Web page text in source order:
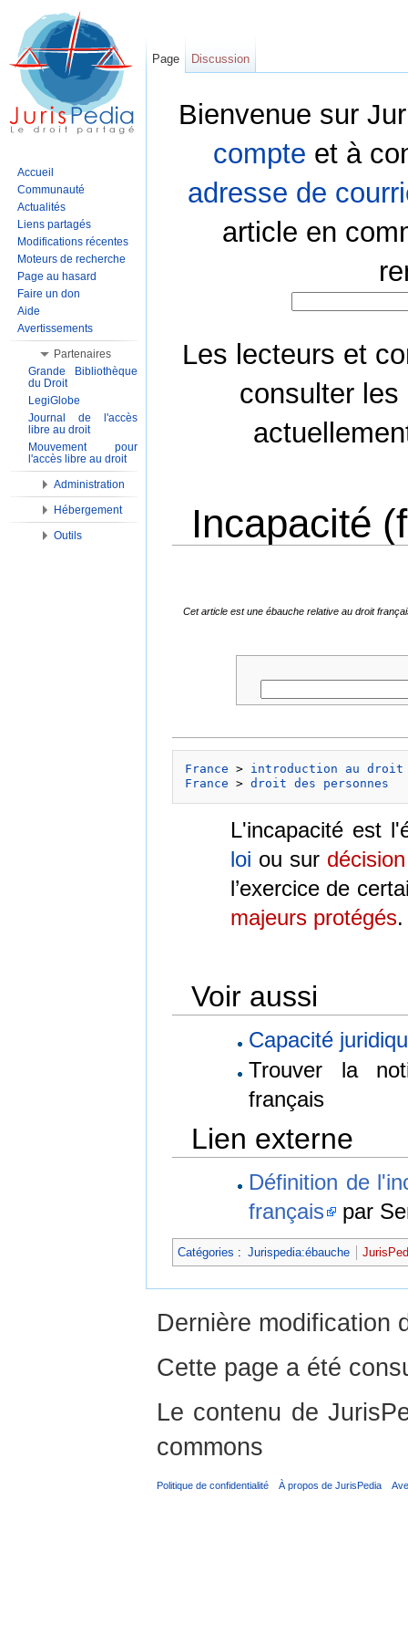
Bienvenue sur
compte et à
adresse de
article en
Les lecteurs et
consulter les
Incapacité
Cet article est une ébauche relative au droit
France > introduction au droit
France > droit des personnes
L'incapacité est
loi ou sur
l’exercice de
majeurs protégés.
Voir aussi
Capacité
Trouver la
français
Lien externe
Définition de
français
par
Catégories : Jurispedia:ébauche
Page Discussion
Accueil
Communauté
Actualités
Liens partagés
Modifications récentes
Moteurs de recherche
Page au hasard
Faire un don
Aide
Avertissements
Partenaires
Grande Bibliothèque
du Droit
LegiGlobe
Journal de l'accès
libre au droit
Mouvement pour
l'accès libre au droit
Administration
Hébergement
Outils
Dernière modification
Cette page a été
Le contenu de
commons
Politique de confidentialité À propos de JurisPedia